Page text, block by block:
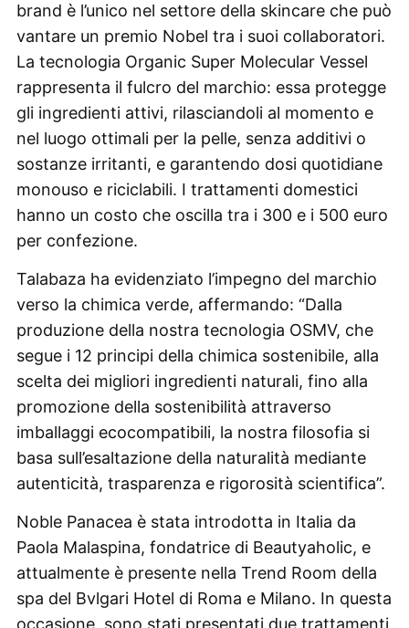
brand è l’unico nel settore della skincare che può
vantare un premio Nobel tra i suoi collaboratori.
La tecnologia Organic Super Molecular Vessel
rappresenta il fulcro del marchio: essa protegge
gli ingredienti attivi, rilasciandoli al momento e
nel luogo ottimali per la pelle, senza additivi o
sostanze irritanti, e garantendo dosi quotidiane
monouso e riciclabili. I trattamenti domestici
hanno un costo che oscilla tra i 300 e i 500 euro
per confezione.
Talabaza ha evidenziato l’impegno del marchio
verso la chimica verde, affermando: “Dalla
produzione della nostra tecnologia OSMV, che
segue i 12 principi della chimica sostenibile, alla
scelta dei migliori ingredienti naturali, fino alla
promozione della sostenibilità attraverso
imballaggi ecocompatibili, la nostra filosofia si
basa sull’esaltazione della naturalità mediante
autenticità, trasparenza e rigorosità scientifica”.
Noble Panacea è stata introdotta in Italia da
Paola Malaspina, fondatrice di Beautyaholic, e
attualmente è presente nella Trend Room della
spa del Bvlgari Hotel di Roma e Milano. In questa
occasione, sono stati presentati due trattamenti